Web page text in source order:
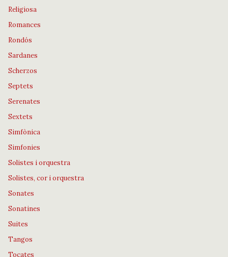
Religiosa
Romances
Rondós
Sardanes
Scherzos
Septets
Serenates
Sextets
Simfònica
Simfonies
Solistes i orquestra
Solistes, cor i orquestra
Sonates
Sonatines
Suites
Tangos
Tocates